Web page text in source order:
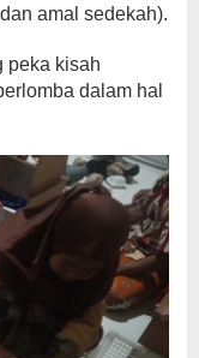
amal sedekah).
peka kisah
dalam hal